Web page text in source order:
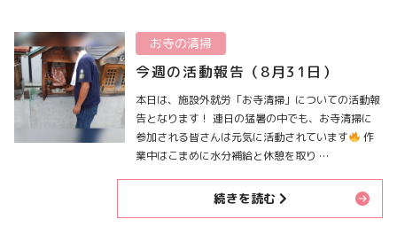
お寺の清掃
今週の活動報告（8月31日）
本日は、施設外就労「お寺清掃」についての活動報
告となります！ 連日の猛暑の中でも、お寺清掃に
参加される皆さんは元気に活動されています
作
業中はこまめに水分補給と休憩を取り …
続きを読む